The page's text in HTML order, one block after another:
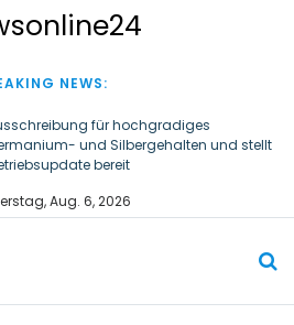
NEWS:
für hochgradiges
und Silbergehalten und stellt
bereit
strukturellen Handlungsbedarf bei
schulpflichtiger Kinder
Aug. 6, 2026